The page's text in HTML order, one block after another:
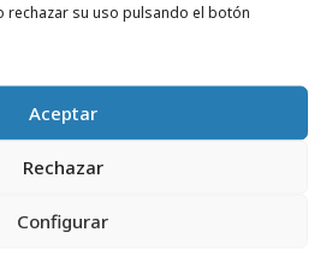
rechazar su uso pulsando el botón
Aceptar
Rechazar
Configurar
de redes compra
de ellas